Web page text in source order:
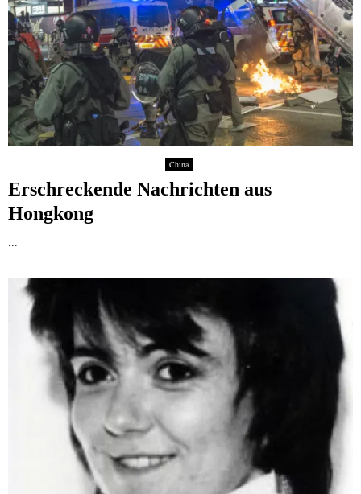
China
Erschreckende Nachrichten aus
Hongkong
...